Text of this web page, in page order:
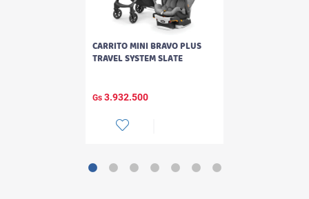
CARRITO MINI BRAVO PLUS
TRAVEL SYSTEM SLATE
Gs 3.932.500